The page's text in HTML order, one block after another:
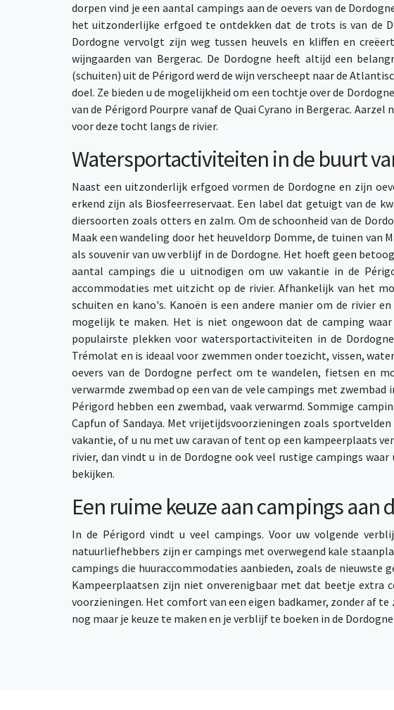
dorpen vind je een aantal campings aan de oevers van de
het uitzonderlijke erfgoed te ontdekken dat de trots is van de
Dordogne vervolgt zijn weg tussen heuvels en kliffen en
wijngaarden van Bergerac. De Dordogne heeft altijd een
(schuiten) uit de Périgord werd de wijn verscheept naar de
doel. Ze bieden u de mogelijkheid om een tochtje over de
van de Périgord Pourpre vanaf de Quai Cyrano in Bergerac.
voor deze tocht langs de rivier.
Watersportactiviteiten in de buurt
Naast een uitzonderlijk erfgoed vormen de Dordogne en zijn
erkend zijn als Biosfeerreservaat. Een label dat getuigt van de
diersoorten zoals otters en zalm. Om de schoonheid van de
Maak een wandeling door het heuveldorp Domme, de tuinen van
als souvenir van uw verblijf in de Dordogne. Het hoeft geen
aantal campings die u uitnodigen om uw vakantie in de
accommodaties met uitzicht op de rivier. Afhankelijk van het
schuiten en kano's. Kanoën is een andere manier om de rivier
mogelijk te maken. Het is niet ongewoon dat de camping
populairste plekken voor watersportactiviteiten in de
Trémolat en is ideaal voor zwemmen onder toezicht, vissen,
oevers van de Dordogne perfect om te wandelen, fietsen en
verwarmde zwembad op een van de vele campings met
Périgord hebben een zwembad, vaak verwarmd. Sommige
Capfun of Sandaya. Met vrijetijdsvoorzieningen zoals
vakantie, of u nu met uw caravan of tent op een kampeerplaats
rivier, dan vindt u in de Dordogne ook veel rustige campings
bekijken.
Een ruime keuze aan campings aan
In de Périgord vindt u veel campings. Voor uw volgende
natuurliefhebbers zijn er campings met overwegend kale
campings die huuraccommodaties aanbieden, zoals de
Kampeerplaatsen zijn niet onverenigbaar met dat beetje
voorzieningen. Het comfort van een eigen badkamer, zonder af
nog maar je keuze te maken en je verblijf te boeken in de